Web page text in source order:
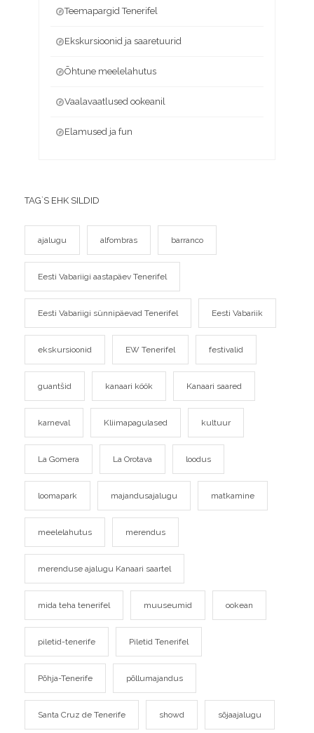
Teemapargid Tenerifel
Ekskursioonid ja saaretuurid
Õhtune meelelahutus
Vaalavaatlused ookeanil
Elamused ja fun
TAG`S EHK SILDID
ajalugu alfombras barranco
Eesti Vabariigi aastapäev Tenerifel
Eesti Vabariigi sünnipäevad Tenerifel Eesti Vabariik
ekskursioonid EW Tenerifel festivalid
guantšid kanaari köök Kanaari saared
karneval Kliimapagulased kultuur
La Gomera La Orotava loodus
loomapark majandusajalugu matkamine
meelelahutus merendus
merenduse ajalugu Kanaari saartel
mida teha tenerifel muuseumid ookean
piletid-tenerife Piletid Tenerifel
Põhja-Tenerife põllumajandus
Santa Cruz de Tenerife showd sõjaajalugu